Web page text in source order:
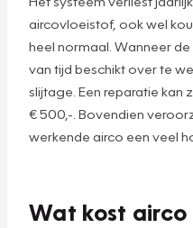
aircovloeistof, ook wel
heel normaal. Wanneer
van tijd beschikt over te
slijtage. Een reparatie
€ 500,-. Bovendien
werkende airco een veel
Wat kost airco